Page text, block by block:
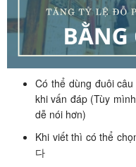
Có thể dùng đuôi
khi vấn đáp (Tùy
dễ nói hơn)
Khi viết thì có thể
다